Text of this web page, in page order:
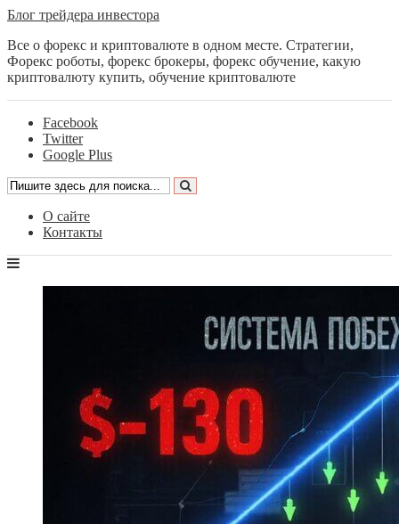
Блог трейдера инвестора
Все о форекс и криптовалюте в одном месте. Стратегии,
Форекс роботы, форекс брокеры, форекс обучение, какую
криптовалюту купить, обучение криптовалюте
Facebook
Twitter
Google Plus
О сайте
Контакты